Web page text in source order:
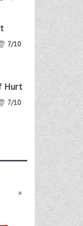
7/10
Hurt
7/10
»